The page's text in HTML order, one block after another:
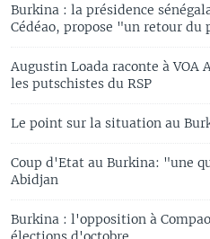
Burkina : la présidence
Cédéao, propose "un retour du
Augustin Loada raconte à VOA
les putschistes du RSP
Le point sur la situation au
Coup d'Etat au Burkina: "une
Abidjan
Burkina : l'opposition à